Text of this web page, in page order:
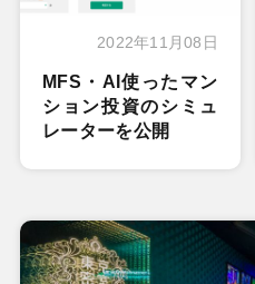
2022年11月08日
MFS・AI使ったマン
ション投資のシミュ
レーターを公開